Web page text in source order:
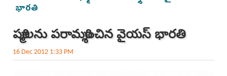
భారతి
షర్మిలను పరామర్శించిన వైయస్ భారతి
16 Dec 2012 1:33 PM